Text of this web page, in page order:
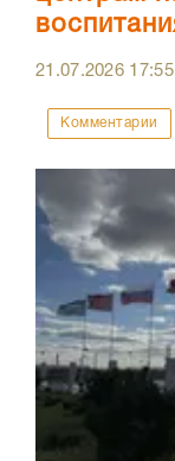
21.07.2026 17:55
Комментарии